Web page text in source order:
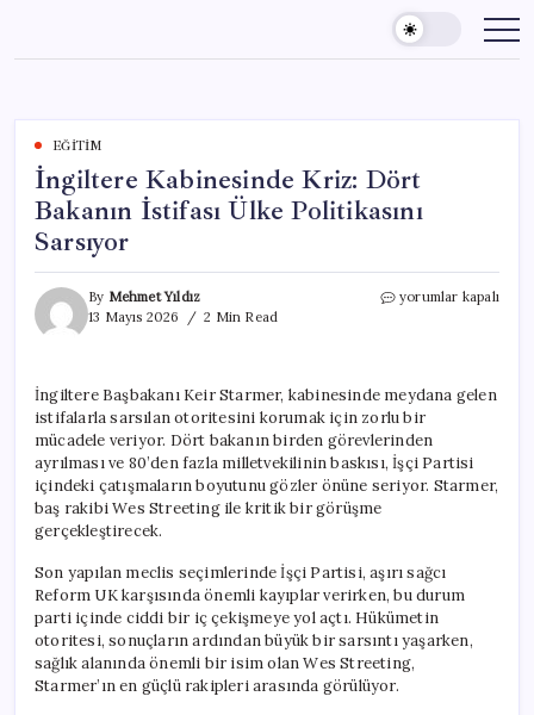
content
EĞITIM
İngiltere Kabinesinde Kriz: Dört
Bakanın İstifası Ülke Politikasını
Sarsıyor
By Mehmet Yıldız
13 Mayıs 2026
2 Min Read
İngiltere
İstifası
Ülke
Politikasını
Sarsıyor
için
yorumlar kapalı
İngiltere Başbakanı Keir Starmer, kabinesinde meydana gelen
istifalarla sarsılan otoritesini korumak için zorlu bir
mücadele veriyor. Dört bakanın birden görevlerinden
ayrılması ve 80’den fazla milletvekilinin baskısı, İşçi Partisi
içindeki çatışmaların boyutunu gözler önüne seriyor. Starmer,
baş rakibi Wes Streeting ile kritik bir görüşme
gerçekleştirecek.
Son yapılan meclis seçimlerinde İşçi Partisi, aşırı sağcı
Reform UK karşısında önemli kayıplar verirken, bu durum
parti içinde ciddi bir iç çekişmeye yol açtı. Hükümetin
otoritesi, sonuçların ardından büyük bir sarsıntı yaşarken,
sağlık alanında önemli bir isim olan Wes Streeting,
Starmer’ın en güçlü rakipleri arasında görülüyor.